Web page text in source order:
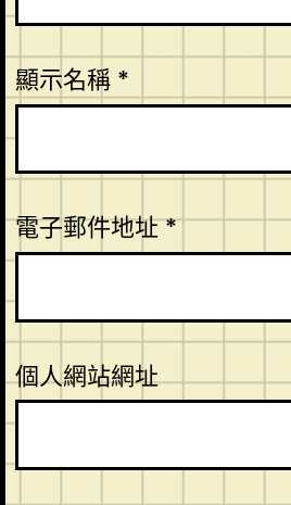
顯示名稱 *
電子郵件地址*
個人網站網址